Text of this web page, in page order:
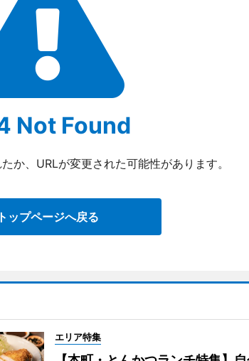
Not Found
か、URLが変更された可能性があります。
ップページへ戻る
エリア特集